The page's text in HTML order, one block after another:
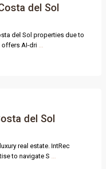
del Sol
del Sol properties due to
offers AI-dri
del Sol
real estate. IntRec
to navigate S